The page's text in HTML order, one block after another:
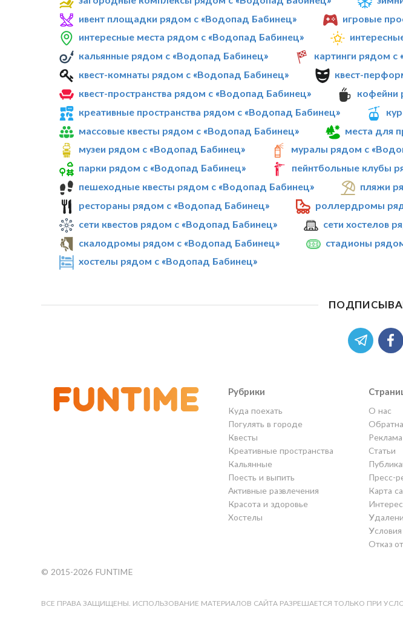
ивент площадки рядом с «Водопад Бабинец»
игровые
интересные места рядом с «Водопад Бабинец»
кальянные рядом с «Водопад Бабинец»
картинги рядом
квест-комнаты рядом с «Водопад Бабинец»
квест-
квест-пространства рядом с «Водопад Бабинец»
кофейни
креативные пространства рядом с «Водопад Бабинец»
массовые квесты рядом с «Водопад Бабинец»
места для
музеи рядом с «Водопад Бабинец»
муралы рядом с
парки рядом с «Водопад Бабинец»
пейнтбольные клубы
пешеходные квесты рядом с «Водопад Бабинец»
пляжи
рестораны рядом с «Водопад Бабинец»
роллердромы
сети квестов рядом с «Водопад Бабинец»
сети хостелов
скалодромы рядом с «Водопад Бабинец»
стадионы
хостелы рядом с «Водопад Бабинец»
Рубрики
Куда поехать
Погулять в городе
Квесты
Креативные пространства
Кальянные
Поесть и выпить
Активные развлечения
Красота и здоровье
Хостелы
О нас
Статьи
Пресс-
Карта
Условия
Отказ
© 2015-2026 FUNTIME
ВСЕ ПРАВА ЗАЩИЩЕНЫ. ИСПОЛЬЗОВАНИЕ МАТЕРИАЛОВ САЙТА РАЗРЕШАЕТСЯ ТОЛЬКО ПРИ